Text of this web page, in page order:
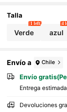
ara cubitos de
ndos para
Talla
Verde
1 left
azul
4
Envío a Chile
Envío
Entrega
Devoluciones